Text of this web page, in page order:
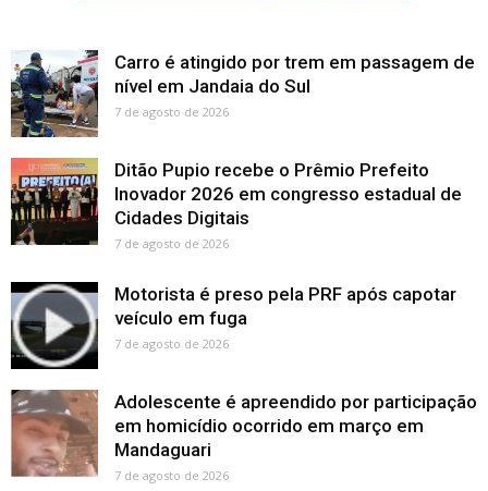
Carro é atingido por trem em passagem de
nível em Jandaia do Sul
7 de agosto de 2026
Ditão Pupio recebe o Prêmio Prefeito
Inovador 2026 em congresso estadual de
Cidades Digitais
7 de agosto de 2026
Motorista é preso pela PRF após capotar
veículo em fuga
7 de agosto de 2026
Adolescente é apreendido por participação
em homicídio ocorrido em março em
Mandaguari
7 de agosto de 2026